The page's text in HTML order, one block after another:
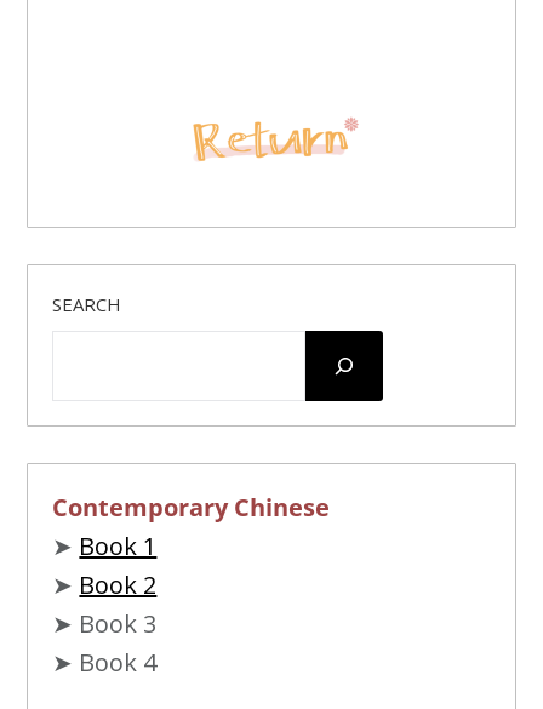
SEARCH
Contemporary Chinese
➤ Book 1
➤ Book 2
➤ Book 3
➤ Book 4